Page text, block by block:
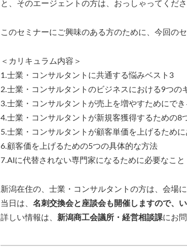
と、そのエージェントの方は、おっしゃってくださ
このセミナーにご興味のある方のために、今回の
＜カリキュラム内容＞
1.士業・コンサルタントに共通する悩みベスト3
2.士業・コンサルタントのビジネスにおける9つの
3.士業・コンサルタントが売上を増やすためにでき
4.士業・コンサルタントが新規客獲得するための8
5.士業・コンサルタントが顧客単価を上げるため
6.顧客価を上げるための5つの具体的な方法
7.AIに代替されない専門家になるために必要なこと
新潟在住の、士業・コンサルタントの方は、会場
当日は、 名刺交換会と座談会も開催しますので、
詳しい情報は、 新潟商工会議所・経営相談課にお